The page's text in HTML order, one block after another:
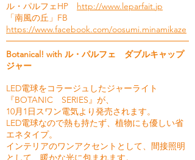
ル・パルフェHP http://www.leparfait.jp
「南風の丘」FB
https://www.facebook.com/oosumi.minamikaze
Botanical! with ル・パルフェ ダブルキャップ
ジャー
LED電球をコラージュしたジャーライト
『BOTANIC SERIES』が、
10月1日スワン電気より発売されます。
LED電球なので熱も持たず、植物にも優しい省
エネタイプ。
インテリアのワンアクセントとして、間接照明
として、暖かな光に包まれます。